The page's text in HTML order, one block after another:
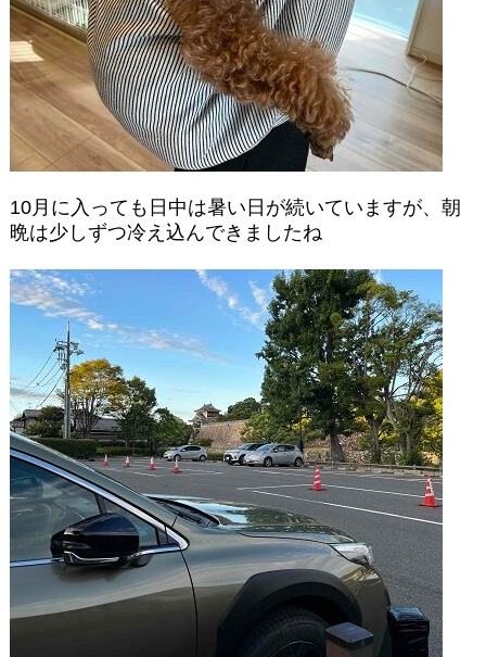
10月に入っても日中は暑い日が続いていますが、朝
晩は少しずつ冷え込んできましたね